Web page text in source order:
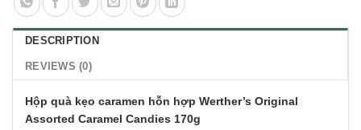
DESCRIPTION
REVIEWS (0)
Hộp quà kẹo caramen hỗn hợp Werther’s Original
Assorted Caramel Candies 170g